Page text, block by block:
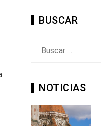
BUSCAR
NOTICIAS